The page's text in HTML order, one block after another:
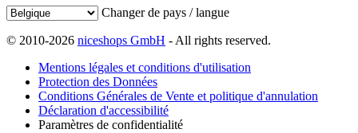
Changer de pays / langue
© 2010-2026 niceshops GmbH - All rights reserved.
Mentions légales et conditions d'utilisation
Protection des Données
Conditions Générales de Vente et politique d'annulation
Déclaration d'accessibilité
Paramètres de confidentialité